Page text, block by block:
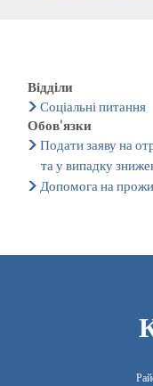
Відділи
Соціальні питання
Обов'язки
Подати заяву на
та у випадку
Допомога на